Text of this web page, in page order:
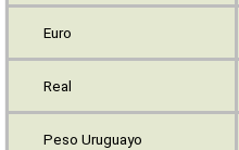
Euro
Real
Peso Uruguayo